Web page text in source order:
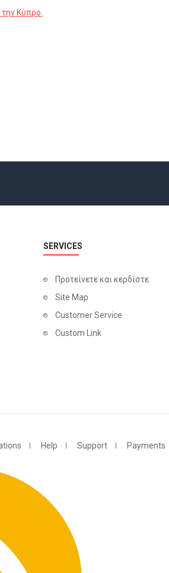
Κύπρο.
SERVICES
Προτείνετε και κερδίστε
Site Map
Customer Service
Custom Link
Help Support Payments